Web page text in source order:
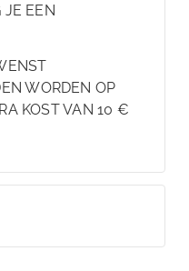
JE EEN
WORDEN OP
KOST VAN 10 €